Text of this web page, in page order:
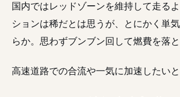
国内ではレッドゾーンを維持して走る
ションは稀だとは思うが、とにかく単
らか。思わずブンブン回して燃費を落と
高速道路での合流や一気に加速したいと